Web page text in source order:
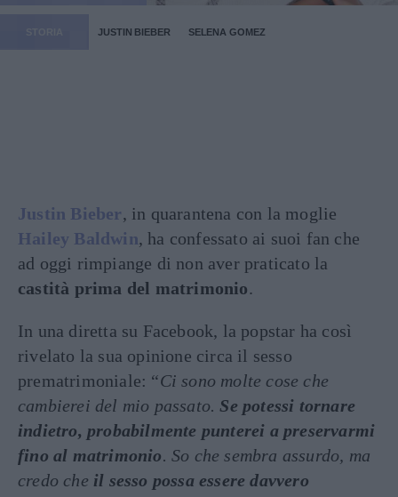
JUSTIN BIEBER SELENA GOMEZ
Justin Bieber, in quarantena con la moglie
Hailey Baldwin, ha confessato ai suoi fan che
ad oggi rimpiange di non aver praticato la
castità prima del matrimonio.
In una diretta su Facebook, la popstar ha così
rivelato la sua opinione circa il sesso
prematrimoniale: “Ci sono molte cose che
cambierei del mio passato.Se potessi tornare
indietro, probabilmente punterei a preservarmi
fino al matrimonio. So che sembra assurdo, ma
credo che il sesso possa essere davvero